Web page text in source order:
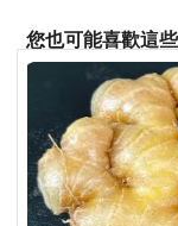
您也可能喜歡這